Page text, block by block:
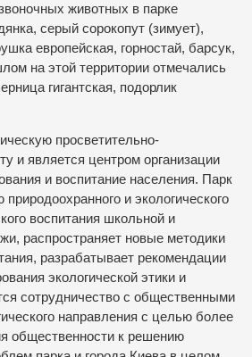
животных в парке
серый сорокопут (зимует),
европейская, горностай, барсук,
на этой территории отмечались
гигантская, подорлик
просветительно-
и является центром организации
и воспитание населения. Парк
и экологического
воспитания школьной и
распространяет новые методики
разрабатывает рекомендации
экологической этики и
сотрудничество с общественными
направления с целью более
общественности к решению